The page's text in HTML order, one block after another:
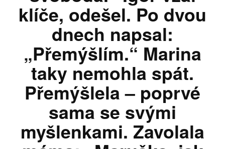
klíče, odešel. Po dvou
dnech napsal:
„Přemýšlím.“ Marina
taky nemohla spát.
Přemýšlela – poprvé
sama se svými
myšlenkami. Zavolala